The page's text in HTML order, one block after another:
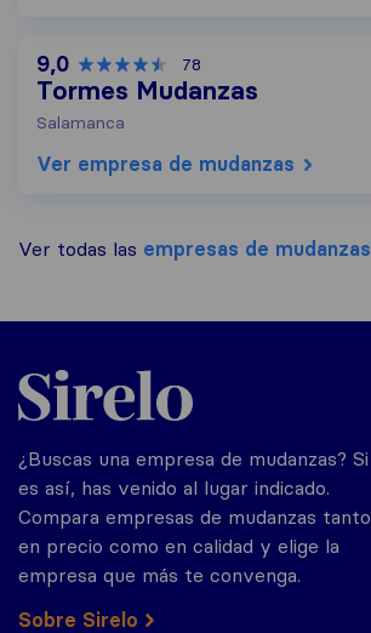
9,0 78
Tormes Mudanzas
Salamanca
Ver empresa de mudanzas
Ver todas las empresas de mudanzas
Sirelo.es
¿Buscas una empresa de mudanzas? Si
es así, has venido al lugar indicado.
Compara empresas de mudanzas tanto
en precio como en calidad y elige la
empresa que más te convenga.
Sobre Sirelo